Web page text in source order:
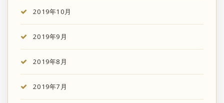
2019年10月
2019年9月
2019年8月
2019年7月